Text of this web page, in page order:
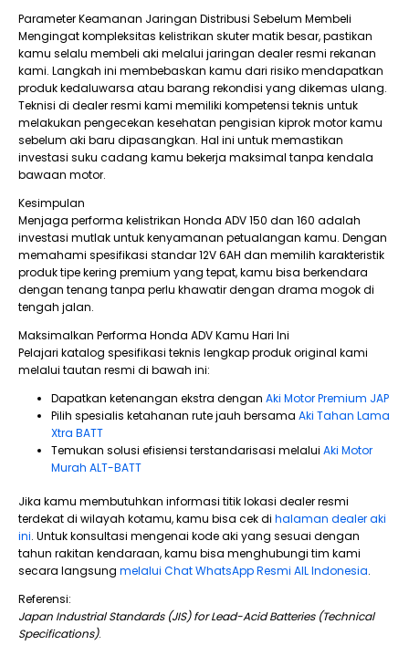
Parameter Keamanan Jaringan Distribusi Sebelum Membeli
Mengingat kompleksitas kelistrikan skuter matik besar, pastikan
kamu selalu membeli aki melalui jaringan dealer resmi rekanan
kami. Langkah ini membebaskan kamu dari risiko mendapatkan
produk kedaluwarsa atau barang rekondisi yang dikemas ulang.
Teknisi di dealer resmi kami memiliki kompetensi teknis untuk
melakukan pengecekan kesehatan pengisian kiprok motor kamu
sebelum aki baru dipasangkan. Hal ini untuk memastikan
investasi suku cadang kamu bekerja maksimal tanpa kendala
bawaan motor.
Kesimpulan
Menjaga performa kelistrikan Honda ADV 150 dan 160 adalah
investasi mutlak untuk kenyamanan petualangan kamu. Dengan
memahami spesifikasi standar 12V 6AH dan memilih karakteristik
produk tipe kering premium yang tepat, kamu bisa berkendara
dengan tenang tanpa perlu khawatir dengan drama mogok di
tengah jalan.
Maksimalkan Performa Honda ADV Kamu Hari Ini
Pelajari katalog spesifikasi teknis lengkap produk original kami
melalui tautan resmi di bawah ini:
Dapatkan ketenangan ekstra dengan Aki Motor Premium JAP
Pilih spesialis ketahanan rute jauh bersama Aki Tahan Lama
Xtra BATT
Temukan solusi efisiensi terstandarisasi melalui Aki Motor
Murah ALT-BATT
Jika kamu membutuhkan informasi titik lokasi dealer resmi
terdekat di wilayah kotamu, kamu bisa cek di halaman dealer aki
ini. Untuk konsultasi mengenai kode aki yang sesuai dengan
tahun rakitan kendaraan, kamu bisa menghubungi tim kami
secara langsung melalui Chat WhatsApp Resmi AIL Indonesia.
Referensi:
Japan Industrial Standards (JIS) for Lead-Acid Batteries (Technical
Specifications).